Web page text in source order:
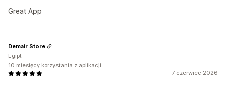
Great App
7 czerwiec 2026
Demair Store
Egipt
10 miesięcy korzystania z aplikacji